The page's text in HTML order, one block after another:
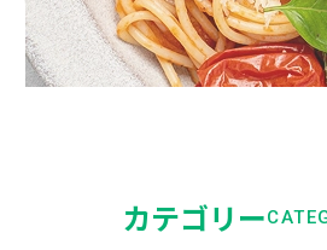
カテゴリー